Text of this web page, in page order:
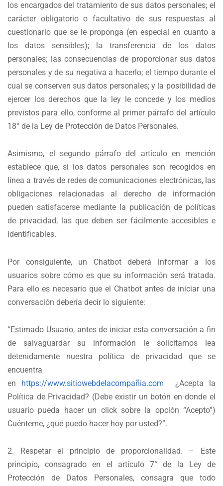
los encargados del tratamiento de sus datos personales; el
carácter obligatorio o facultativo de sus respuestas al
cuestionario que se le proponga (en especial en cuanto a
los datos sensibles); la transferencia de los datos
personales; las consecuencias de proporcionar sus datos
personales y de su negativa a hacerlo; el tiempo durante el
cual se conserven sus datos personales; y la posibilidad de
ejercer los derechos que la ley le concede y los medios
previstos para ello, conforme al primer párrafo del artículo
18° de la Ley de Protección de Datos Personales.
Asimismo, el segundo párrafo del artículo en mención
establece que, si los datos personales son recogidos en
línea a través de redes de comunicaciones electrónicas, las
obligaciones relacionadas al derecho de información
pueden satisfacerse mediante la publicación de políticas
de privacidad, las que deben ser fácilmente accesibles e
identificables.
Por consiguiente, un Chatbot deberá informar a los
usuarios sobre cómo es que su información será tratada.
Para ello es necesario que el Chatbot antes de iniciar una
conversación debería decir lo siguiente:
“Estimado Usuario, antes de iniciar esta conversación a fin
de salvaguardar su información le solicitamos lea
detenidamente nuestra política de privacidad que se
encuentra
en https://www.sitiowebdelacompañia.com ¿Acepta la
Política de Privacidad? (Debe existir un botón en donde el
usuario pueda hacer un click sobre la opción “Acepto”)
Cuénteme, ¿qué puedo hacer hoy por usted?”.
2. Respetar el principio de proporcionalidad. – Este
principio, consagrado en el artículo 7° de la Ley de
Protección de Datos Personales, consagra que todo